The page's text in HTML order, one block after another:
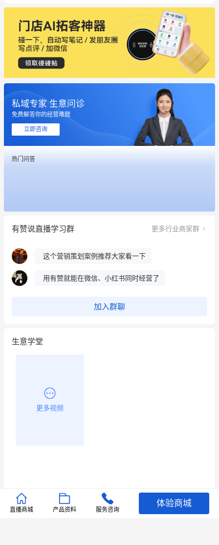
私域专家 生意问诊
免费解答你的经营难题
立即咨询
热门问答
有赞说直播学习群 更多行业商家群
这个营销策划案例推荐大家看一下
用有赞就能在微信、小红书同时经营了
餐饮也得靠私域和服务提高竞争力
昨晚的直播课程太好啦❤️
加入群聊
生意学堂
更多视频
推荐文章
直播商城 产品资料 服务咨询
体验商城